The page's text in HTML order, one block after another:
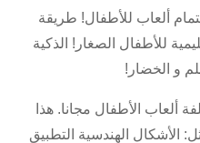
ألعاب للأطفال! طريقة
للأطفال الصغار! الذكية
و الخضار!
في عالم من 17 المختلفة ألعاب الأطفال مجانا. هذا
الأشكال الهندسية التطبيق